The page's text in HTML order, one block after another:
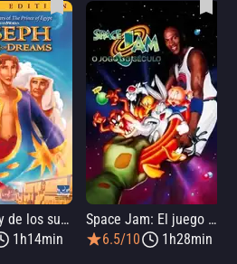
José: El rey de los sueños
1h14min
Space Jam: El juego del siglo
6.5/10
1h28min